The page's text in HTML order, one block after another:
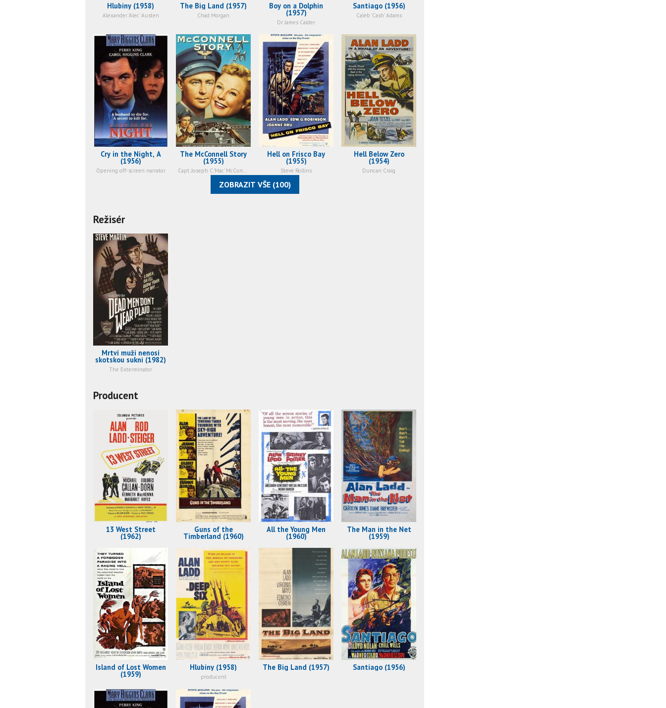
Hlubiny (1958)
Alexander 'Alec' Austen
The Big Land (1957)
Chad Morgan
Boy on a Dolphin
(1957)
Dr. James Calder
Santiago (1956)
Caleb 'Cash' Adams
Cry in the Night, A
(1956)
Opening off-screen narrator
The McConnell Story
(1955)
Capt. Joseph C.'Mac' McConnell, Jr.
Hell on Frisco Bay
(1955)
Steve Rollins
Hell Below Zero
(1954)
Duncan Craig
ZOBRAZIT VŠE (100)
Režisér
Mrtví muži nenosí
skotskou sukni (1982)
The Exterminator
Producent
13 West Street
(1962)
Guns of the
Timberland (1960)
All the Young Men
(1960)
The Man in the Net
(1959)
Island of Lost Women
(1959)
Hlubiny (1958)
producent
The Big Land (1957) Santiago (1956)